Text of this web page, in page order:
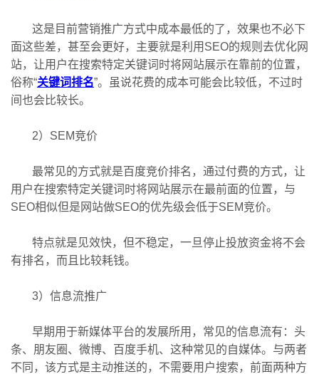
这是目前营销推广方式中成本最低的了，效果也不必下
面这些差，甚至会更好，主要就是利用SEO的规则去优化网
站，让用户在搜索特定关键词时将网站展示在靠前的位置，
俗称“关键词排名”。虽说花费的成本可能会比较低，不过时
间也会比较长。
2）SEM竞价
最常见的方式就是百度竞价排名，通过付费的方式，让
用户在搜索特定关键词时将网站展示在最前面的位置，与
SEO相似但是网站做SEO的优先级会低于SEM竞价。
特点就是见效快，但不稳定，一旦停止投放资金将不会
有排名，而且比较耗钱。
3）信息流推广
早期用于新媒体平台的发展所用，常见的信息流有：头
条、朋友圈、微博、百度手机、这种常见的自媒体。与两者
不同，该方式是主动推送的，不需要用户搜索，前面两种方